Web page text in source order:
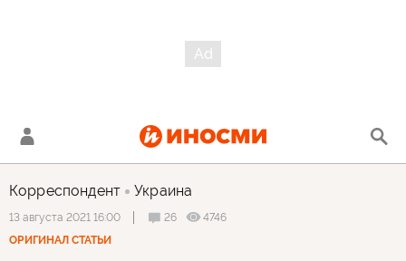
Корреспондент Украина
13 августа 2021 16:00 26
4746
ОРИГИНАЛ СТАТЬИ